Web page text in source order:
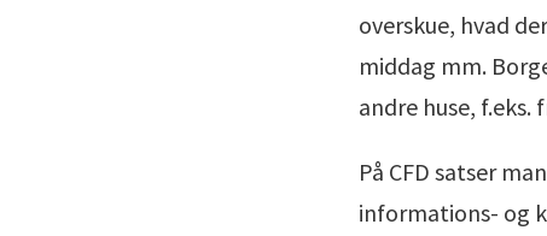
overskue, hvad
middag mm.
andre huse,
På CFD satser
informations- og